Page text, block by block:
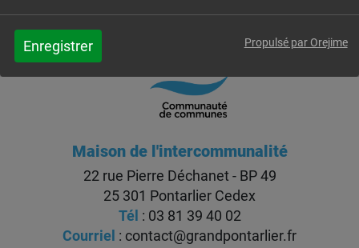
Enregistrer Propulsé par Orejime
Maison de l'intercommunalité
22 rue Pierre Déchanet - BP 49
25 301 Pontarlier Cedex
Tél : 03 81 39 40 02
Courriel : contact@grandpontarlier.fr